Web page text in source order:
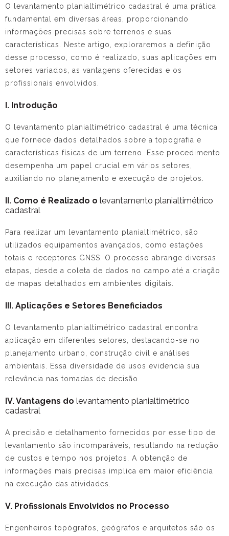
O levantamento planialtimétrico cadastral
é uma prática
fundamental em diversas áreas, proporcionando
informações precisas sobre terrenos e suas
características. Neste artigo, exploraremos a definição
desse processo, como é realizado, suas aplicações em
setores variados, as vantagens oferecidas e os
profissionais envolvidos.
I. Introdução
O levantamento planialtimétrico cadastral
é uma técnica
que fornece dados detalhados sobre a topografia e
características físicas de um terreno. Esse procedimento
desempenha um papel crucial em vários setores,
auxiliando no planejamento e execução de projetos.
II. Como é Realizado o levantamento planialtimétrico
cadastral
Para realizar um levantamento planialtimétrico, são
utilizados equipamentos avançados, como estações
totais e receptores GNSS. O processo abrange diversas
etapas, desde a coleta de dados no campo até a criação
de mapas detalhados em ambientes digitais.
III. Aplicações e Setores Beneficiados
O levantamento planialtimétrico cadastral
encontra
aplicação em diferentes setores, destacando-se no
planejamento urbano, construção civil e análises
ambientais. Essa diversidade de usos evidencia sua
relevância nas tomadas de decisão.
IV. Vantagens do levantamento planialtimétrico
cadastral
A precisão e detalhamento fornecidos por esse tipo de
levantamento são incomparáveis, resultando na redução
de custos e tempo nos projetos. A obtenção de
informações mais precisas implica em maior eficiência
na execução das atividades.
V. Profissionais Envolvidos no Processo
Engenheiros topógrafos, geógrafos e arquitetos são os